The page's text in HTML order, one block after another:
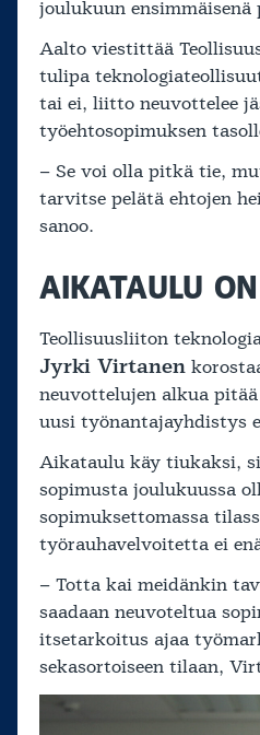
joulukuun ensimmäisenä
Aalto viestittää
tulipa
tai ei, liitto neuvottelee
työehtosopimuksen
– Se voi olla pitkä tie,
tarvitse pelätä ehtojen
sanoo.
AIKATAULU
Teollisuusliiton
Jyrki Virtanen
neuvottelujen alkua
uusi työnantajayhdistys
Aikataulu käy tiukaksi,
sopimusta joulukuussa
sopimuksettomassa
työrauhavelvoitetta ei
– Totta kai meidänkin
saadaan neuvoteltua
itsetarkoitus ajaa
sekasortoiseen tilaan,